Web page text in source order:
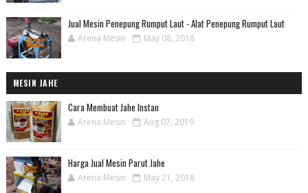
Jual Mesin Penepung Rumput Laut - Alat Penepung Rumput Laut
Arena Mesin May 08, 2018
MESIN JAHE
Cara Membuat Jahe Instan
Arena Mesin Aug 07, 2019
Harga Jual Mesin Parut Jahe
Arena Mesin May 21, 2018